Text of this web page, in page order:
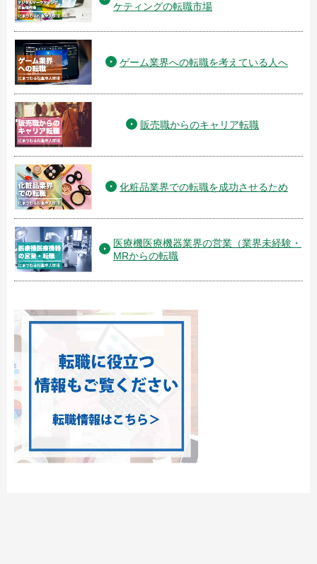
ケティングの転職市場
ゲーム業界への転職を考えている人へ
販売職からのキャリア転職
化粧品業界での転職を成功させるため
医療機医療機器業界の営業（業界未経験・
MRからの転職